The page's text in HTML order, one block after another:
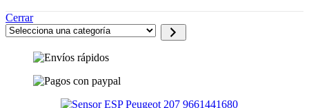
Cerrar
Selecciona
categoría